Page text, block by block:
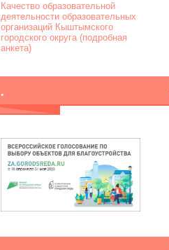
Качество образовательной
деятельности образовательных
организаций Кыштымского
городского округа (подробная
анкета)
.